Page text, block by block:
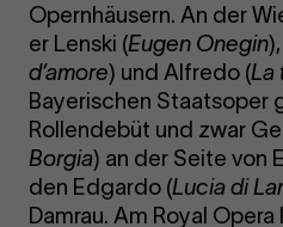
Opernhäusern. An der
er Lenski (Eugen Onegin
d’amore) und Alfredo (La
Bayerischen Staatsoper
Rollendebüt und zwar
Borgia) an der Seite von
den Edgardo (Lucia di
Damrau. Am Royal